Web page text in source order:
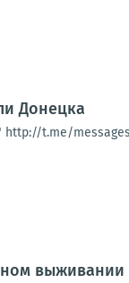
Донецка
http://t.me/